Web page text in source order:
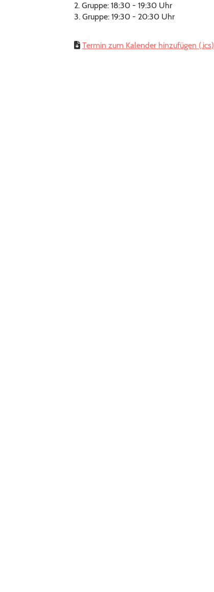
2. Gruppe: 18:30 - 19:30 Uhr
3. Gruppe: 19:30 - 20:30 Uhr
Termin zum Kalender hinzufügen (.ics)